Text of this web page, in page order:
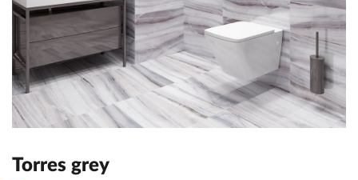
Torres grey